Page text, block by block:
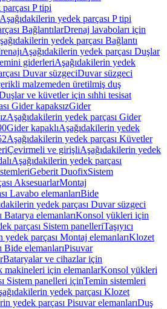
P tipi
Aşağıdakilerin yedek parçası P tipi
BağlantılarDrenaj lavaboları için
yedek parçası Bağlantı
Aşağıdakilerin yedek parçası Duşlar
giderleriAşağıdakilerin yedek
Duvar süzgeciDuvar süzgeci
malzemeden üretilmiş duş
ve küvetler için sıhhi tesisat
Gider kapaksızGider
Aşağıdakilerin yedek parçası Gider
Gider kapaklıAşağıdakilerin yedek
Aşağıdakilerin yedek parçası Küvetler
Çevirmeli ve girişliAşağıdakilerin yedek
Aşağıdakilerin yedek parçası
Geberit DuofixSistem
AksesuarlarMontaj
Lavabo elemanlarıBide
yedek parçası Duvar süzgeci
Batarya elemanlarıKonsol yükleri için
parçası Sistem panelleriTaşıyıcı
yedek parçası Montaj elemanlarıKlozet
Bide elemanlarıPisuvar
Bataryalar ve cihazlar için
makineleri için elemanlarKonsol yükleri
Sistem panelleri içinTemin sistemleri
yedek parçası Klozet
yedek parçası Pisuvar elemanlarıDuş